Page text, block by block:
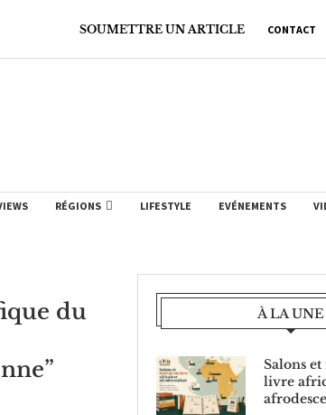
SOUMETTRE UN ARTICLE CONTACT
RÉGIONS LIFESTYLE EVÉNEMENTS
du
À LA UNE
Salons
livre